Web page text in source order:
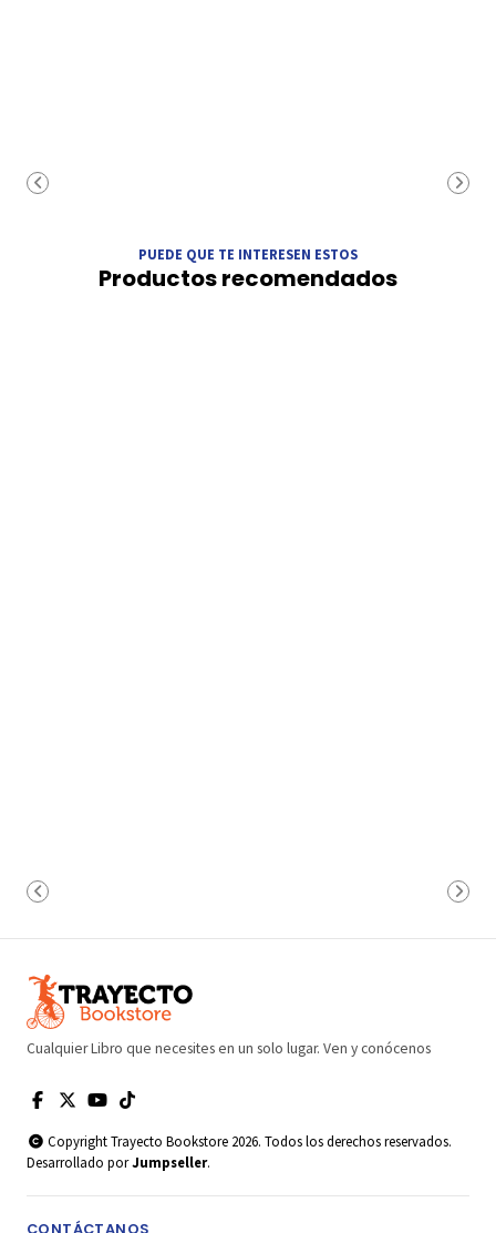
PUEDE QUE TE INTERESEN ESTOS
Productos recomendados
Cualquier Libro que necesites en un solo lugar. Ven y conócenos
Copyright Trayecto Bookstore 2026. Todos los derechos reservados.
Desarrollado porJumpseller.
CONTÁCTANOS